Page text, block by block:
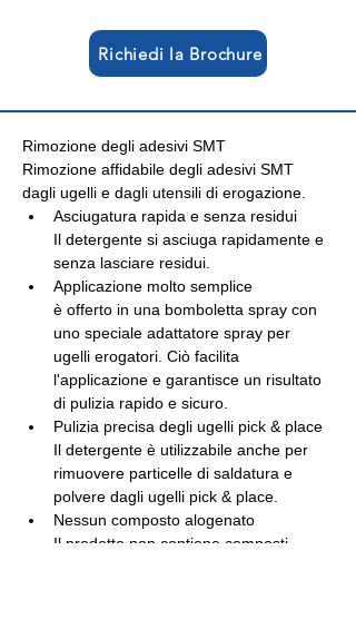
Richiedi la Brochure
Rimozione degli adesivi SMT
Rimozione affidabile degli adesivi SMT
dagli ugelli e dagli utensili di erogazione.
Asciugatura rapida e senza residui
Il detergente si asciuga rapidamente e
senza lasciare residui.
Applicazione molto semplice
è offerto in una bomboletta spray con
uno speciale adattatore spray per
ugelli erogatori. Ciò facilita
l'applicazione e garantisce un risultato
di pulizia rapido e sicuro.
Pulizia precisa degli ugelli pick & place
Il detergente è utilizzabile anche per
rimuovere particelle di saldatura e
polvere dagli ugelli pick & place.
Nessun composto alogenato
Il prodotto non contiene composti